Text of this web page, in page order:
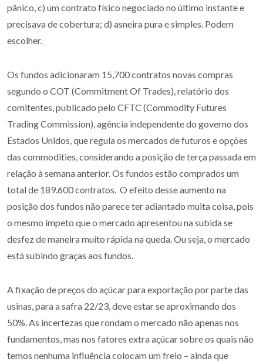
pânico, c) um contrato físico negociado no último instante e
precisava de cobertura; d) asneira pura e simples. Podem
escolher.
Os fundos adicionaram 15,700 contratos novas compras
segundo o COT (Commitment Of Trades), relatório dos
comitentes, publicado pelo CFTC (Commodity Futures
Trading Commission), agência independente do governo dos
Estados Unidos, que regula os mercados de futuros e opções
das commodities, considerando a posição de terça passada em
relação à semana anterior. Os fundos estão comprados um
total de 189.600 contratos. O efeito desse aumento na
posição dos fundos não parece ter adiantado muita coisa, pois
o mesmo ímpeto que o mercado apresentou na subida se
desfez de maneira muito rápida na queda. Ou seja, o mercado
está subindo graças aos fundos.
A fixação de preços do açúcar para exportação por parte das
usinas, para a safra 22/23, deve estar se aproximando dos
50%. As incertezas que rondam o mercado não apenas nos
fundamentos, mas nos fatores extra açúcar sobre os quais não
temos nenhuma influência colocam um freio – ainda que